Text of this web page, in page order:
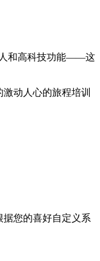
人和高科技功能——这
动人心的旅程培训
您的喜好自定义系